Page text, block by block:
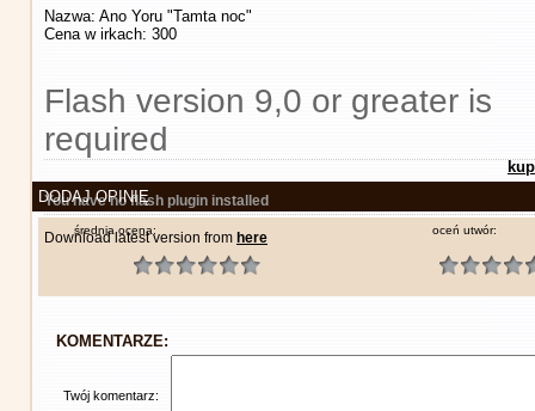
Nazwa: Ano Yoru "Tamta noc"
Cena w irkach: 300
Flash version 9,0 or greater is
required
You have no flash plugin installed
Download latest version from here
DODAJ OPINIĘ
średnia ocena: oceń utwór:
KOMENTARZE:
Twój komentarz: